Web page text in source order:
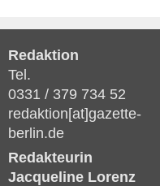
Redaktion
Tel.
0331 / 379 734 52
redaktion[at]gazette-
berlin.de
Redakteurin
Jacqueline Lorenz